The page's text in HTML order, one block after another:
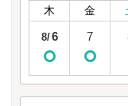
木
金
8/6 7